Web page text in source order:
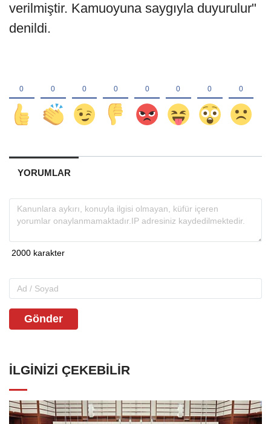
verilmiştir. Kamuoyuna saygıyla duyurulur"
denildi.
YORUMLAR
Gönder
İLGINIZI ÇEKEBILIR